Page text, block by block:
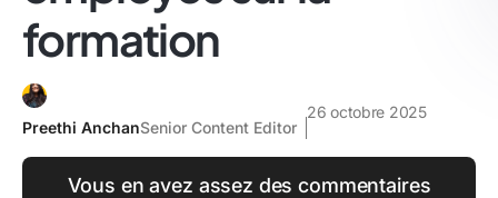
formation
Preethi AnchanSenior Content Editor
26 octobre 2025
Vous en avez assez des commentaires